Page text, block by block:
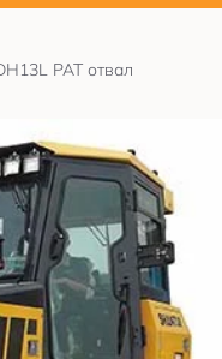
PAT отвал